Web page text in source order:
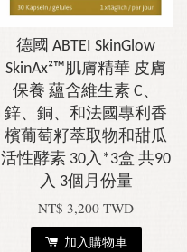
德國 ABTEI SkinGlow
SkinAx²™肌膚精華 皮膚
保養 蘊含維生素 C、
鋅、銅、和法國專利香
檳葡萄籽萃取物和甜瓜
活性酵素 30入*3盒 共90
入 3個月份量
NT$ 3,200 TWD
加入購物車